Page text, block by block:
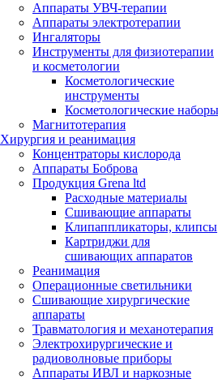
Аппараты УВЧ-терапии
Аппараты электротерапии
Ингаляторы
Инструменты для физиотерапии
и косметологии
Косметологические
инструменты
Косметологические наборы
Магнитотерапия
Хирургия и реанимация
Концентраторы кислорода
Аппараты Боброва
Продукция Grena ltd
Расходные материалы
Сшивающие аппараты
Клипаппликаторы, клипсы
Картриджи для
сшивающих аппаратов
Реанимация
Операционные светильники
Сшивающие хирургические
аппараты
Травматология и механотерапия
Электрохирургические и
радиоволновые приборы
Аппараты ИВЛ и наркозные